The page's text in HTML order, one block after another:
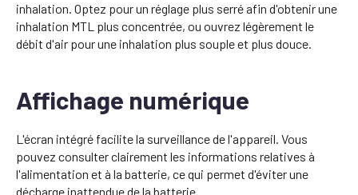
inhalation. Optez pour un réglage plus serré afin d'obtenir une
inhalation MTL plus concentrée, ou ouvrez légèrement le
débit d'air pour une inhalation plus souple et plus douce.
Affichage numérique
L'écran intégré facilite la surveillance de l'appareil. Vous
pouvez consulter clairement les informations relatives à
l'alimentation et à la batterie, ce qui permet d'éviter une
décharge inattendue de la batterie.